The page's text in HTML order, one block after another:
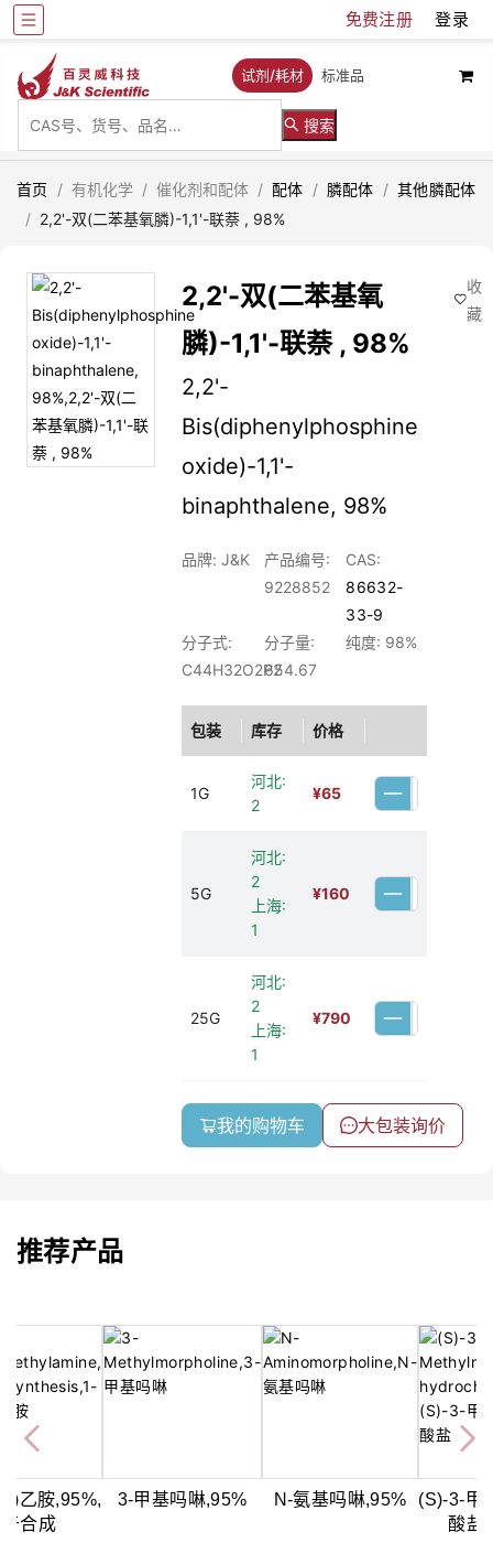
免费注册 登录
试剂/耗材 标准品
搜索
首页 / 有机化学 / 催化剂和配体 / 配体 / 膦配体 / 其他膦配体
/ 2,2'-双(二苯基氧膦)-1,1'-联萘 , 98%
2,2'-双(二苯基氧
膦)-1,1'-联萘 , 98%
2,2'-
Bis(diphenylphosphine
oxide)-1,1'-
binaphthalene, 98%
品牌: J&K
产品编号:
9228852
CAS:
86632-
33-9
分子式:
C44H32O2P2
分子量:
654.67
纯度: 98%
包装 库存 价格
1G
河北:
2
¥65
5G
河北:
2
上海:
1
¥160
25G
河北:
2
上海:
1
¥790
我的购物车 大包装询价
收
藏
推荐产品
)乙胺,95%,
合成
3-甲基吗啉,95% N-氨基吗啉,95%
(S)-3-甲
酸盐